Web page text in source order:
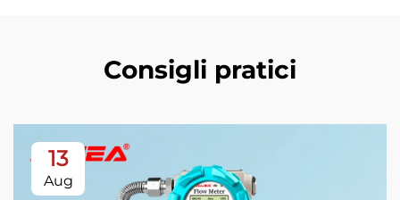
Consigli pratici
13
Aug